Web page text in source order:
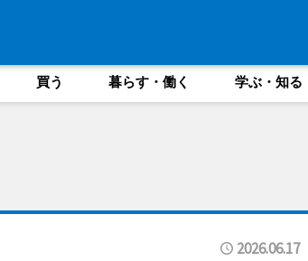
買う 暮らす・働く 学ぶ・知る
2026.06.17